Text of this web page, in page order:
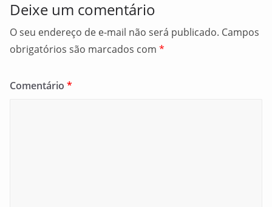
Deixe um comentário
O seu endereço de e-mail não será publicado. Campos
obrigatórios são marcados com *
Comentário *